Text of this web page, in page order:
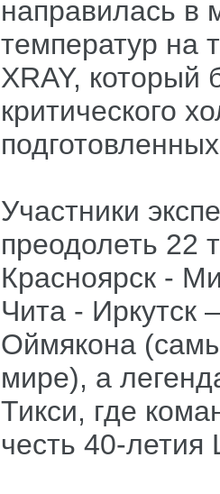
направилась в
температур на
XRAY, который
критического
Участники
преодолеть 22
Красноярск -
Чита - Иркутск
Оймякона
мире), а
Тикси, где
честь 40-летия